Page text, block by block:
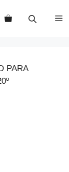
PARA